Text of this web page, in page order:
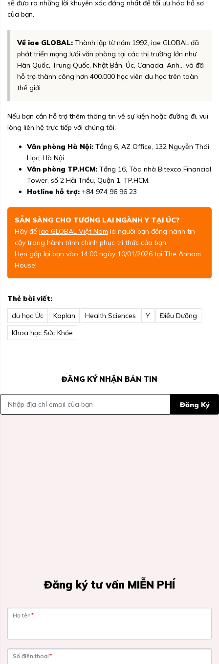
sẽ đưa ra những lời khuyên xác đáng nhất để tối ưu hóa hồ sơ
của bạn.
Về iae GLOBAL: Thành lập từ năm 1992, iae GLOBAL đã
phát triển mạng lưới văn phòng tại các thị trường lớn như
Hàn Quốc, Trung Quốc, Nhật Bản, Úc, Canada, Anh... và đã
hỗ trợ thành công hơn 400.000 học viên du học trên toàn
thế giới.
Nếu bạn cần hỗ trợ thêm thông tin về sự kiện hoặc đường đi, vui
lòng liên hệ trực tiếp với chúng tôi:
Văn phòng Hà Nội: Tầng 6, AZ Office, 132 Nguyễn Thái
Học, Hà Nội.
Văn phòng TP.HCM: Tầng 16, Tòa nhà Bitexco Financial
Tower, số 2 Hải Triều, Quận 1, TP.HCM.
Hotline hỗ trợ: +84 974 96 96 23
SẴN SÀNG CHO TƯƠNG LAI NGÀNH Y TẠI ÚC?
Hãy để iae GLOBAL Việt Nam là người bạn đồng hành tin
cậy trong hành trình chinh phục tri thức của bạn.
Hẹn gặp lại bạn vào 14:00 ngày 10/01/2026 tại The Annam
House!
Thẻ bài viết:
du học Úc
Kaplan Health Sciences Y
Điều Dưỡng
Khoa học Sức Khỏe
ĐĂNG KÝ NHẬN BẢN TIN
Đăng Ký
Đăng ký tư vấn MIỄN PHÍ
Họ tên*
Số điện thoại*